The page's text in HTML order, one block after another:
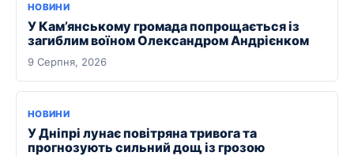
НОВИНИ
У Кам’янському громада попрощається із
загиблим воїном Олександром Андрієнком
9 Серпня, 2026
НОВИНИ
У Дніпрі лунає повітряна тривога та
прогнозують сильний дощ із грозою